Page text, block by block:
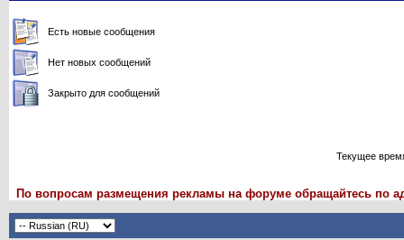
Есть новые сообщения
Нет новых сообщений
Закрыто для сообщений
Текущее
По вопросам размещения рекламы на форуме обращайтесь по